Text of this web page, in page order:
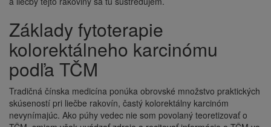
Základy fytoterapie
kolorektálneho karcinómu
podľa TČM
Tradičná čínska medicína ponúka obrovské množstvo praktických
skúseností pri liečbe rakovín, častý kolorektálny karcinóm
nevynímajúc. Ako púhy vedec nie som povolaný teoretizovať o